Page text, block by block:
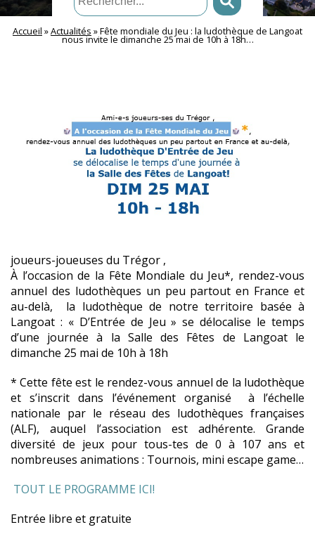
Accueil »Actualités »Fête mondiale du Jeu : la ludothèque de Langoat
nous invite le dimanche 25 mai de 10h à 18h…
joueurs-joueuses du Trégor ,
À l’occasion de la Fête Mondiale du Jeu*, rendez-vous
annuel des ludothèques un peu partout en France et
au-delà, la ludothèque de notre territoire basée à
Langoat : « D’Entrée de Jeu » se délocalise le temps
d’une journée à la Salle des Fêtes de Langoat le
dimanche 25 mai de 10h à 18h
* Cette fête est le rendez-vous annuel de la ludothèque
et s’inscrit dans l’événement organisé à l’échelle
nationale par le réseau des ludothèques françaises
(ALF), auquel l’association est adhérente. Grande
diversité de jeux pour tous-tes de 0 à 107 ans et
nombreuses animations : Tournois, mini escape game…
TOUT LE PROGRAMME ICI!
Entrée libre et gratuite